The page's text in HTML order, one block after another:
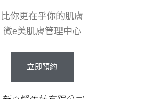
比你更在乎你的肌膚
微e美肌膚管理中心
立即預約